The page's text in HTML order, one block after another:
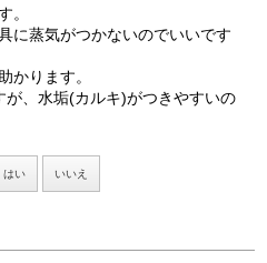
。
に蒸気がつかないのでいいです
かります。
が、水垢(カルキ)がつきやすいの
はい いいえ